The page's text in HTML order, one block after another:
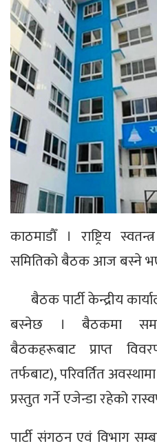
काठमाडौँ । राष्ट्रिय
समितिको बैठक आज बस्ने
बैठक पार्टी केन्द्रीय
बस्नेछ । बैठकमा
बैठकहरूबाट प्राप्त
तर्फबाट), परिवर्तित
प्रस्तुत गर्ने एजेन्डा रहेको
पार्टी संगठन एवं विभाग